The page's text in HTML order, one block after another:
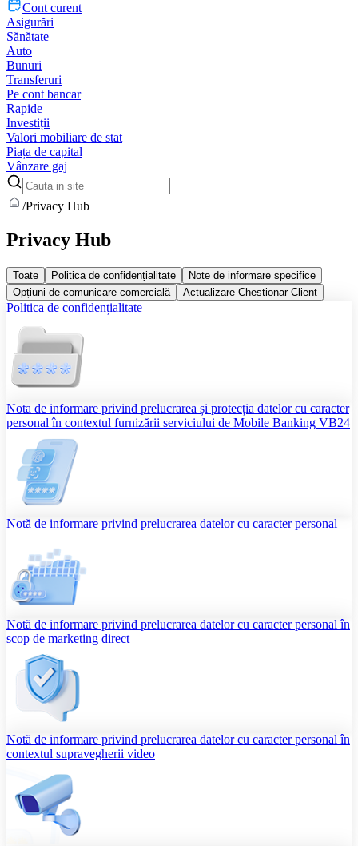
Cont curent
Asigurări
Sănătate
Auto
Bunuri
Transferuri
Pe cont bancar
Rapide
Investiții
Valori mobiliare de stat
Piața de capital
Vânzare gaj
/Privacy Hub
Privacy Hub
Toate Politica de confidențialitate
Note de informare specifice
Opțiuni de comunicare comercială
Actualizare Chestionar Client
Politica de confidențialitate
Nota de informare privind prelucrarea și protecția datelor cu caracter
personal în contextul furnizării serviciului de Mobile Banking VB24
Notă de informare privind prelucrarea datelor cu caracter personal
Notă de informare privind prelucrarea datelor cu caracter personal în
scop de marketing direct
Notă de informare privind prelucrarea datelor cu caracter personal în
contextul supravegherii video